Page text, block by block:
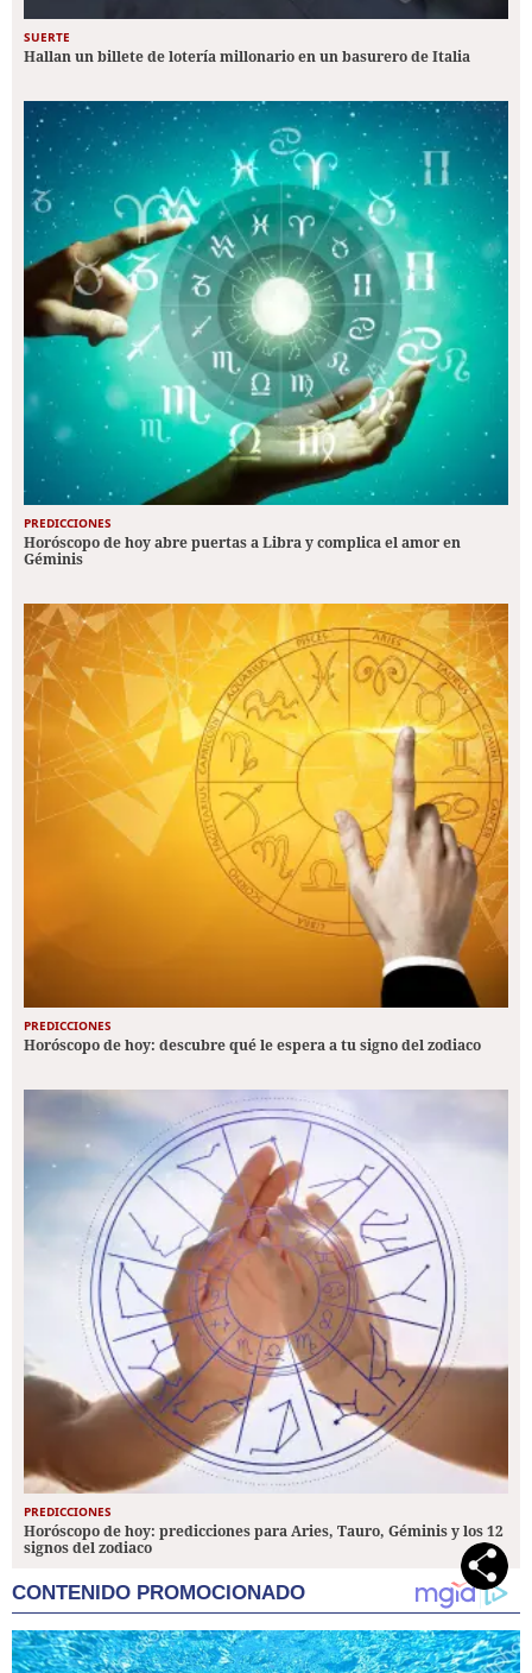
SUERTE
Hallan un billete de lotería millonario en un basurero de Italia
PREDICCIONES
Horóscopo de hoy abre puertas a Libra y complica el amor en
Géminis
PREDICCIONES
Horóscopo de hoy: descubre qué le espera a tu signo del zodiaco
PREDICCIONES
Horóscopo de hoy: predicciones para Aries, Tauro, Géminis y los 12
signos del zodiaco
CONTENIDO PROMOCIONADO